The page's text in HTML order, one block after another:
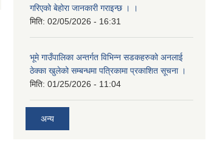
गरिएको बेहोरा जानकारी गराइन्छ । ।
मिति: 02/05/2026 - 16:31
भूमे गाउँपालिका अन्तर्गत विभिन्न सडकहरुको अनलाई
ठेक्का खुलेको सम्बन्धमा पत्रिकामा प्रकाशित सूचना ।
मिति: 01/25/2026 - 11:04
अन्य